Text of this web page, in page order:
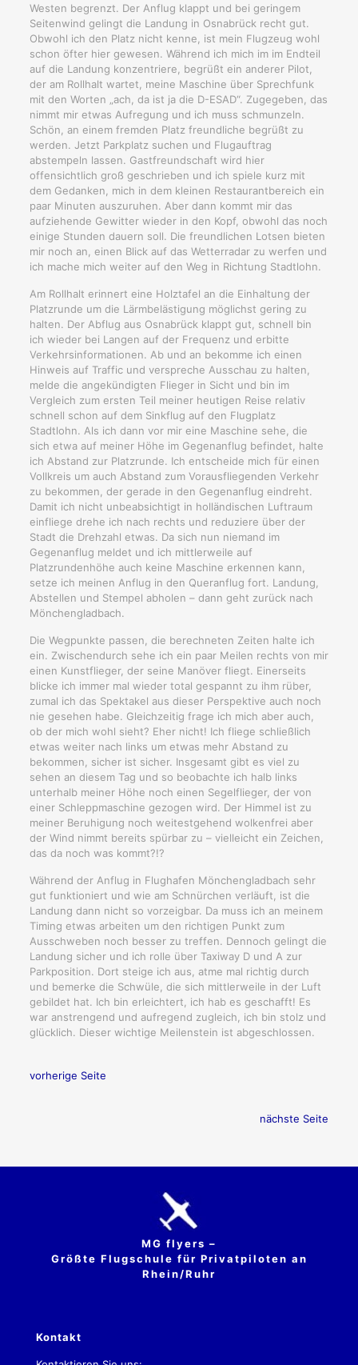
Westen begrenzt. Der Anflug klappt und bei geringem
Seitenwind gelingt die Landung in Osnabrück recht gut.
Obwohl ich den Platz nicht kenne, ist mein Flugzeug wohl
schon öfter hier gewesen. Während ich mich im im Endteil
auf die Landung konzentriere, begrüßt ein anderer Pilot,
der am Rollhalt wartet, meine Maschine über Sprechfunk
mit den Worten „ach, da ist ja die D-ESAD“. Zugegeben, das
nimmt mir etwas Aufregung und ich muss schmunzeln.
Schön, an einem fremden Platz freundliche begrüßt zu
werden. Jetzt Parkplatz suchen und Flugauftrag
abstempeln lassen. Gastfreundschaft wird hier
offensichtlich groß geschrieben und ich spiele kurz mit
dem Gedanken, mich in dem kleinen Restaurantbereich ein
paar Minuten auszuruhen. Aber dann kommt mir das
aufziehende Gewitter wieder in den Kopf, obwohl das noch
einige Stunden dauern soll. Die freundlichen Lotsen bieten
mir noch an, einen Blick auf das Wetterradar zu werfen und
ich mache mich weiter auf den Weg in Richtung Stadtlohn.
Am Rollhalt erinnert eine Holztafel an die Einhaltung der
Platzrunde um die Lärmbelästigung möglichst gering zu
halten. Der Abflug aus Osnabrück klappt gut, schnell bin
ich wieder bei Langen auf der Frequenz und erbitte
Verkehrsinformationen. Ab und an bekomme ich einen
Hinweis auf Traffic und verspreche Ausschau zu halten,
melde die angekündigten Flieger in Sicht und bin im
Vergleich zum ersten Teil meiner heutigen Reise relativ
schnell schon auf dem Sinkflug auf den Flugplatz
Stadtlohn. Als ich dann vor mir eine Maschine sehe, die
sich etwa auf meiner Höhe im Gegenanflug befindet, halte
ich Abstand zur Platzrunde. Ich entscheide mich für einen
Vollkreis um auch Abstand zum Vorausfliegenden Verkehr
zu bekommen, der gerade in den Gegenanflug eindreht.
Damit ich nicht unbeabsichtigt in holländischen Luftraum
einfliege drehe ich nach rechts und reduziere über der
Stadt die Drehzahl etwas. Da sich nun niemand im
Gegenanflug meldet und ich mittlerweile auf
Platzrundenhöhe auch keine Maschine erkennen kann,
setze ich meinen Anflug in den Queranflug fort. Landung,
Abstellen und Stempel abholen – dann geht zurück nach
Mönchengladbach.
Die Wegpunkte passen, die berechneten Zeiten halte ich
ein. Zwischendurch sehe ich ein paar Meilen rechts von mir
einen Kunstflieger, der seine Manöver fliegt. Einerseits
blicke ich immer mal wieder total gespannt zu ihm rüber,
zumal ich das Spektakel aus dieser Perspektive auch noch
nie gesehen habe. Gleichzeitig frage ich mich aber auch,
ob der mich wohl sieht? Eher nicht! Ich fliege schließlich
etwas weiter nach links um etwas mehr Abstand zu
bekommen, sicher ist sicher. Insgesamt gibt es viel zu
sehen an diesem Tag und so beobachte ich halb links
unterhalb meiner Höhe noch einen Segelflieger, der von
einer Schleppmaschine gezogen wird. Der Himmel ist zu
meiner Beruhigung noch weitestgehend wolkenfrei aber
der Wind nimmt bereits spürbar zu – vielleicht ein Zeichen,
das da noch was kommt?!?
Während der Anflug in Flughafen Mönchengladbach sehr
gut funktioniert und wie am Schnürchen verläuft, ist die
Landung dann nicht so vorzeigbar. Da muss ich an meinem
Timing etwas arbeiten um den richtigen Punkt zum
Ausschweben noch besser zu treffen. Dennoch gelingt die
Landung sicher und ich rolle über Taxiway D und A zur
Parkposition. Dort steige ich aus, atme mal richtig durch
und bemerke die Schwüle, die sich mittlerweile in der Luft
gebildet hat. Ich bin erleichtert, ich hab es geschafft! Es
war anstrengend und aufregend zugleich, ich bin stolz und
glücklich. Dieser wichtige Meilenstein ist abgeschlossen.
vorherige Seite
nächste Seite
MG flyers –
Größte Flugschule für Privatpiloten an
Rhein/Ruhr
Kontakt